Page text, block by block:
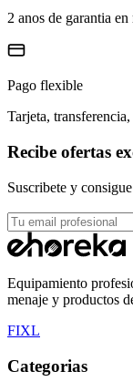
2 anos de garantia
Pago flexible
Tarjeta,
Recibe ofertas
Suscribete y
Equipamiento
menaje y productos
FIXL
Categorias